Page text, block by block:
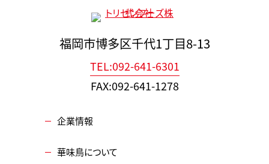
福岡市博多区千代1丁目8-13
TEL:092-641-6301
FAX:092-641-1278
企業情報
華味鳥について